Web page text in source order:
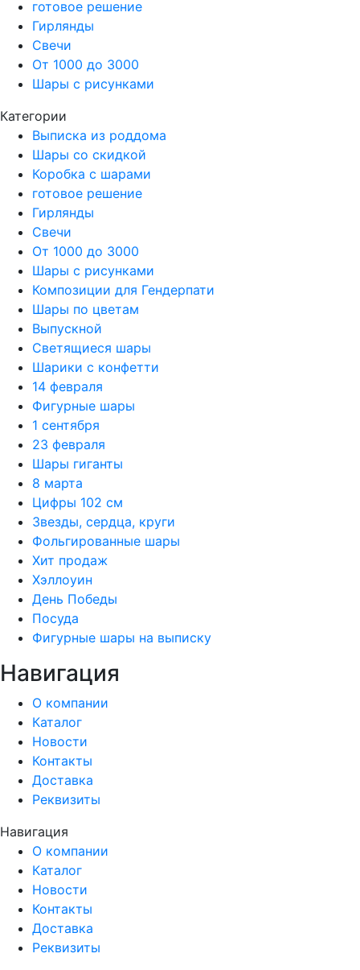
готовое решение
Гирлянды
Свечи
От 1000 до 3000
Шары с рисунками
Категории
Выписка из роддома
Шары со скидкой
Коробка с шарами
готовое решение
Гирлянды
Свечи
От 1000 до 3000
Шары с рисунками
Композиции для Гендерпати
Шары по цветам
Выпускной
Светящиеся шары
Шарики с конфетти
14 февраля
Фигурные шары
1 сентября
23 февраля
Шары гиганты
8 марта
Цифры 102 см
Звезды, сердца, круги
Фольгированные шары
Хит продаж
Хэллоуин
День Победы
Посуда
Фигурные шары на выписку
Навигация
О компании
Каталог
Новости
Контакты
Доставка
Реквизиты
Навигация
О компании
Каталог
Новости
Контакты
Доставка
Реквизиты